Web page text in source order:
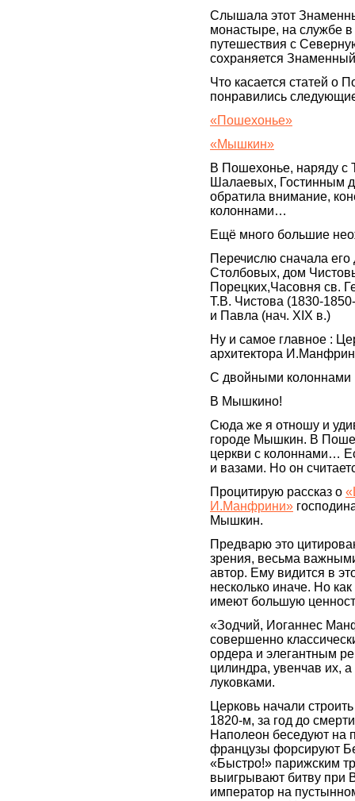
Слышала этот
монастыре, на службе
путешествия с
сохраняется
Что касается статей о
понравились
«Пошехонье»
«Мышкин»
В Пошехонье, наряду с
Шалаевых, Гостинным
обратила внимание,
колоннами…
Ещё много большие
Перечислю сначала его
Столбовых, дом
Порецких,Часовня св.
Т.В. Чистова (1830-
и Павла (нач. XIX в.)
Ну и самое главное :
архитектора
С двойными колоннами
В Мышкино!
Сюда же я отношу и
городе Мышкин. В
церкви с колоннами…
и вазами. Но он
Процитирую рассказ о
И.Манфрини»
Мышкин.
Предварю это
зрения, весьма
автор. Ему видится в
несколько иначе. Но
имеют большую
«Зодчий, Иоганнес
совершенно
ордера и элегантным
цилиндра, увенчав их,
луковками.
Церковь начали
1820-м, за год до
Наполеон беседуют на
французы форсируют
«Быстро!» парижским
выигрывают битву при
император на